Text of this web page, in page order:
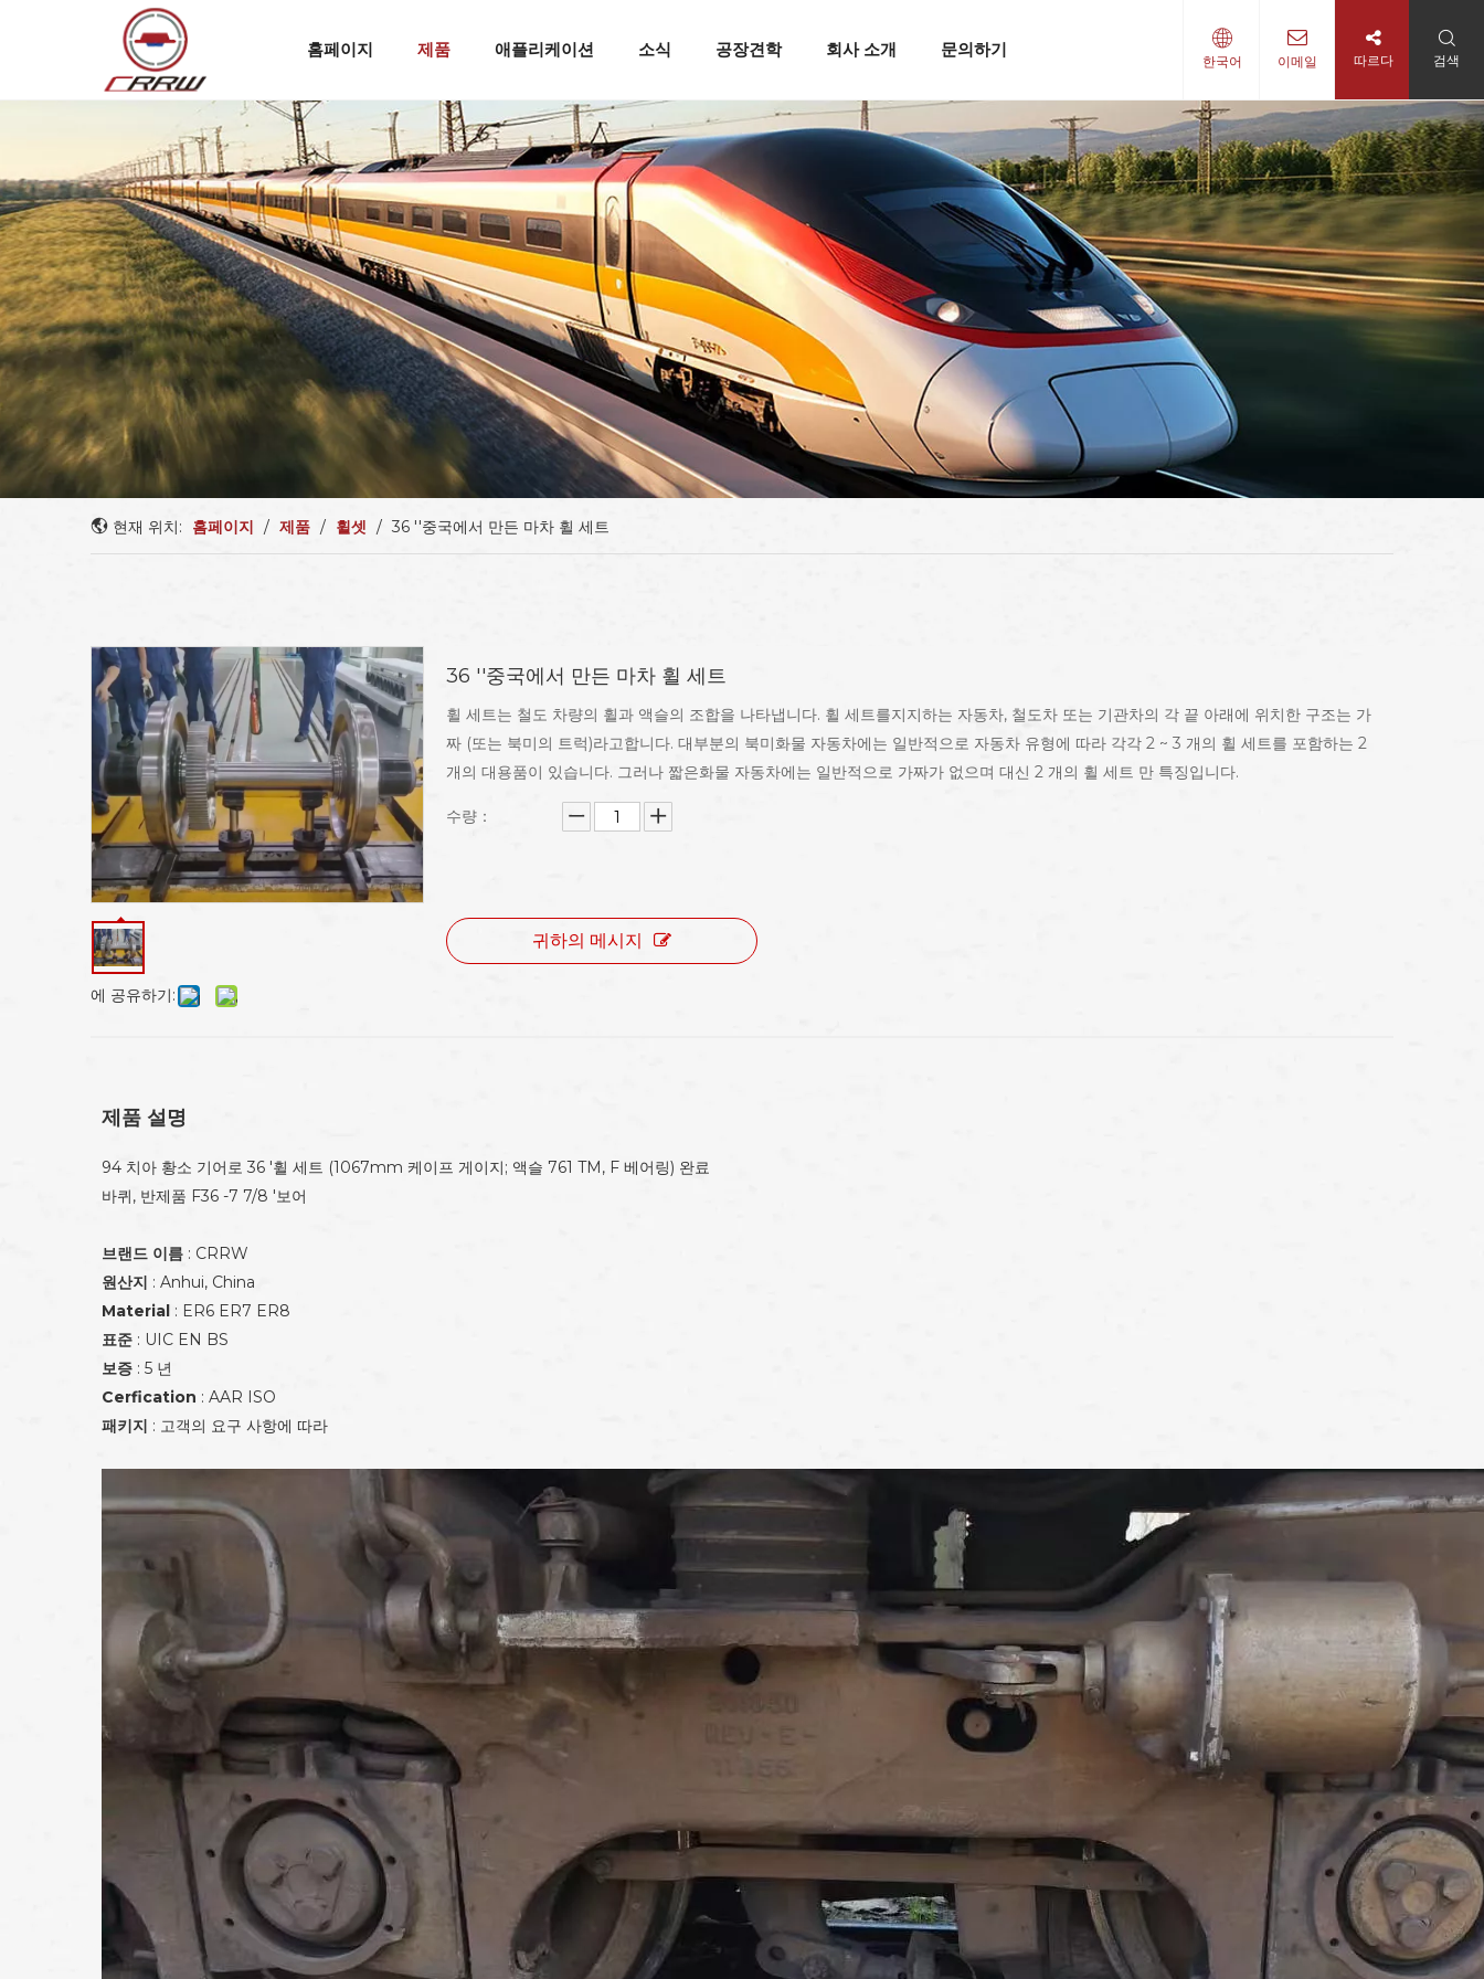
홈페이지 제품 애플리케이션 소식 공장견학 회사 소개 문의하기
한국어 이메일 따르다 검색
현재 위치: 홈페이지 / 제품 / 휠셋 / 36 ''중국에서 만든 마차 휠 세트
에 공유하기:
36 ''중국에서 만든 마차 휠 세트
휠 세트는 철도 차량의 휠과 액슬의 조합을 나타냅니다. 휠 세트를지지하는 자동차, 철도차 또는 기관차의 각 끝 아래에 위치한 구조는 가
짜 (또는 북미의 트럭)라고합니다. 대부분의 북미화물 자동차에는 일반적으로 자동차 유형에 따라 각각 2 ~ 3 개의 휠 세트를 포함하는 2
개의 대용품이 있습니다. 그러나 짧은화물 자동차에는 일반적으로 가짜가 없으며 대신 2 개의 휠 세트 만 특징입니다.
수량：
귀하의 메시지
제품 설명
94 치아 황소 기어로 36 '휠 세트 (1067mm 케이프 게이지; 액슬 761 TM, F 베어링) 완료
바퀴, 반제품 F36 -7 7/8 '보어
브랜드 이름 : CRRW
원산지 : Anhui, China
Material : ER6 ER7 ER8
표준 : UIC EN BS
보증 : 5 년
Cerfication : AAR ISO
패키지 : 고객의 요구 사항에 따라